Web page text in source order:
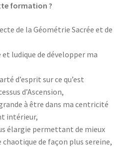
formation ?
de la Géométrie Sacrée et de
ludique de développer ma
d’esprit sur ce qu’est
d’Ascension,
à être dans ma centricité
intérieur,
élargie permettant de mieux
de façon plus sereine,